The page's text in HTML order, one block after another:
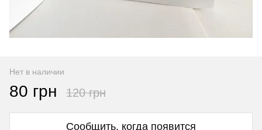
Нет в наличии
80 грн 120 грн
Сообщить, когда появится